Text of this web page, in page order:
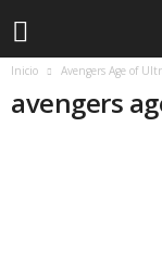
Inicio Avengers Age of
avengers